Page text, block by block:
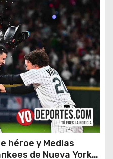
héroe y Medias
de Nueva York